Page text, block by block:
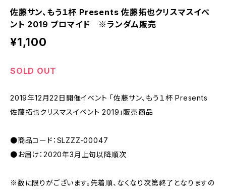
佐藤サン、もう１杯 Presents 佐藤拓也クリスマスイベ
ント 2019 ブロマイド ※ランダム販売
¥1,100
SOLD OUT
2019年12月22日開催イベント 「佐藤サン、もう１杯 Presents
佐藤拓也クリスマスイベント 2019」販売商品
●商品コード：SLZZZ-00047
●お届け：2020年3月上旬以降順次
※数に限りがございます。先着順、なくなり次第終了となりますの